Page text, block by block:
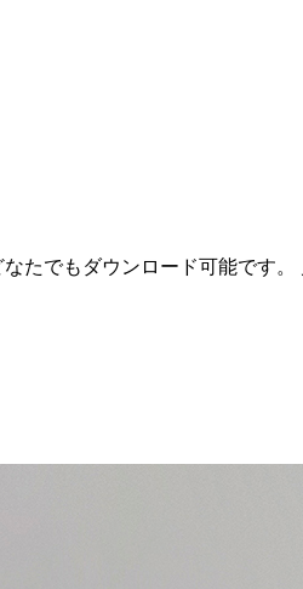
たでもダウンロード可能です。